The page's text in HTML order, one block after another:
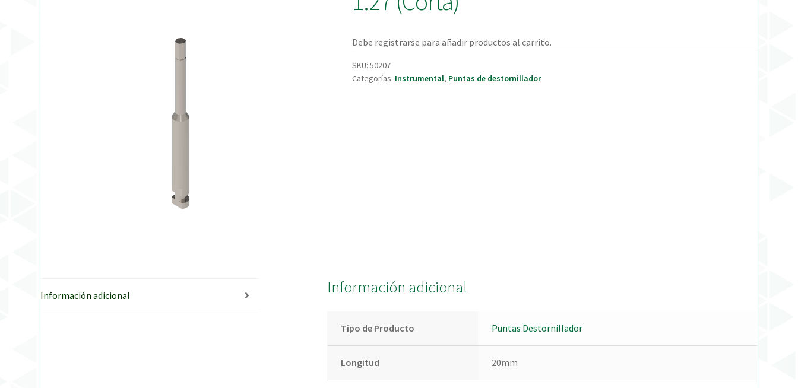
Debe registrarse para añadir productos al carrito.
SKU:50207
Categorías: Instrumental, Puntas de destornillador
Información adicional Información adicional
Tipo de Producto Puntas Destornillador
Longitud 20mm